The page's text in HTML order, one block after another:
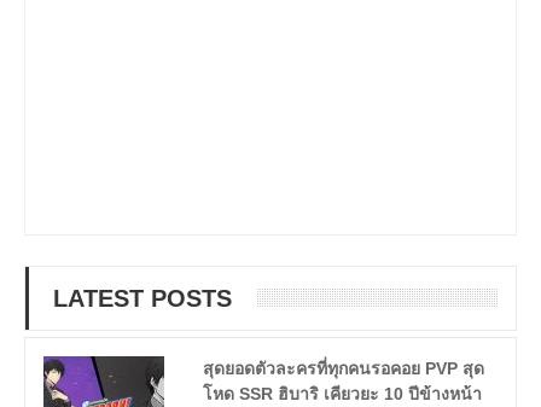
LATEST POSTS
สุดยอดตัวละครที่ทุกคนรอคอย PVP สุด
โหด SSR ฮิบาริ เคียวยะ 10 ปีข้างหน้า